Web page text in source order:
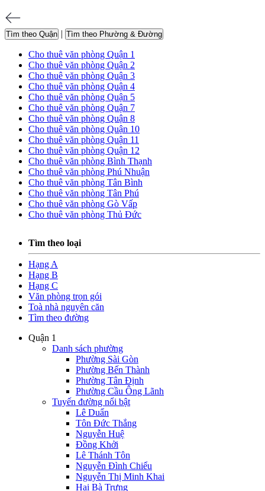
Tìm theo Quận | Tìm theo Phường & Đường
Cho thuê văn phòng Quận 1
Cho thuê văn phòng Quận 2
Cho thuê văn phòng Quận 3
Cho thuê văn phòng Quận 4
Cho thuê văn phòng Quận 5
Cho thuê văn phòng Quận 7
Cho thuê văn phòng Quận 8
Cho thuê văn phòng Quận 10
Cho thuê văn phòng Quận 11
Cho thuê văn phòng Quận 12
Cho thuê văn phòng Bình Thạnh
Cho thuê văn phòng Phú Nhuận
Cho thuê văn phòng Tân Bình
Cho thuê văn phòng Tân Phú
Cho thuê văn phòng Gò Vấp
Cho thuê văn phòng Thủ Đức
Tìm theo loại
Hạng A
Hạng B
Hạng C
Văn phòng trọn gói
Toà nhà nguyên căn
Tìm theo đường
Quận 1
Danh sách phường
Phường Sài Gòn
Phường Bến Thành
Phường Tân Định
Phường Cầu Ông Lãnh
Tuyến đường nổi bật
Lê Duẩn
Tôn Đức Thắng
Nguyễn Huệ
Đồng Khởi
Lê Thánh Tôn
Nguyễn Đình Chiểu
Nguyễn Thị Minh Khai
Hai Bà Trưng